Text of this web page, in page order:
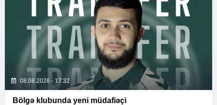
08.08.2026 - 17:32
Bölgə klubunda yeni müdafiəçi